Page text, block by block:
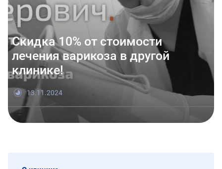
Скидка 10% от стоимости
лечения варикоза в другой
клинике!
13.11.2024